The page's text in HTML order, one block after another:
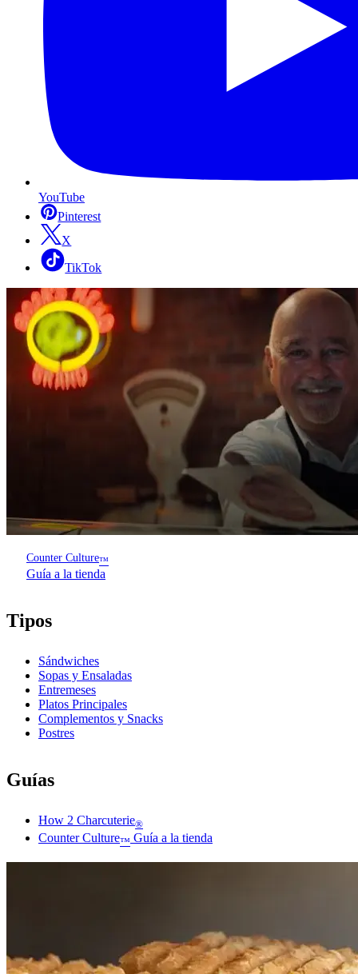
YouTube
Pinterest
X
TikTok
Counter Culture™
Guía a la tienda
Tipos
Sándwiches
Sopas y Ensaladas
Entremeses
Platos Principales
Complementos y Snacks
Postres
Guías
How 2 Charcuterie®
Counter Culture™ Guía a la tienda